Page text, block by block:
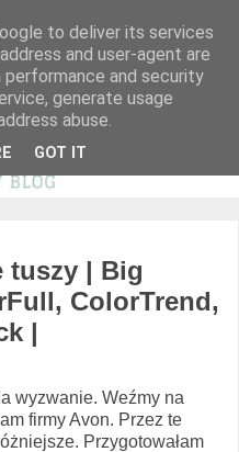
tuszy | Big
ColorTrend,
|
wyzwanie. Weźmy na
firmy Avon. Przez te
Przygotowałam
to deliver its services
and user-agent are
and security
generate usage
abuse.
GOT IT